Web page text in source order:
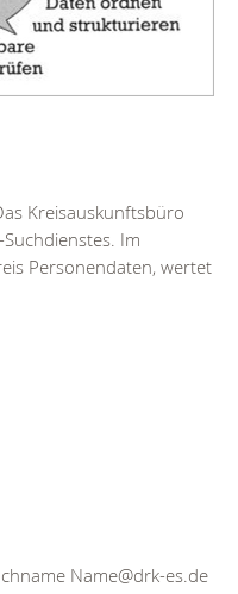
Kreisauskunftsbüro
Im
Personendaten, wertet
Name@drk-es.de